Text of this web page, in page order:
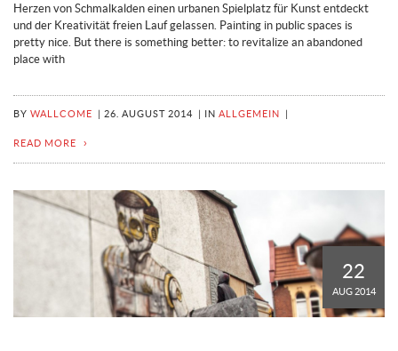
Herzen von Schmalkalden einen urbanen Spielplatz für Kunst entdeckt
und der Kreativität freien Lauf gelassen. Painting in public spaces is
pretty nice. But there is something better: to revitalize an abandoned
place with
BY WALLCOME 26. AUGUST 2014 IN ALLGEMEIN
READ MORE
22
AUG 2014